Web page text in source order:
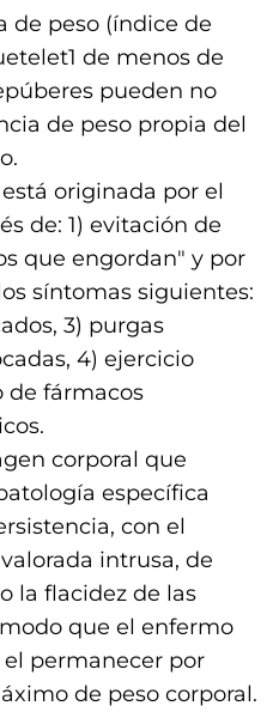
de peso (índice de
de menos de
pueden no
de peso propia del
originada por el
de: 1) evitación de
que engordan" y por
síntomas siguientes:
3) purgas
4) ejercicio
de fármacos
corporal que
específica
con el
intrusa, de
la flacidez de las
que el enfermo
permanecer por
de peso corporal.